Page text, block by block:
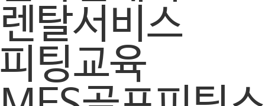
렌탈서비스
피팅교육